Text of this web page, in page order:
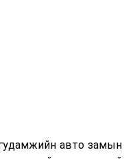
ашиглаж
авто замын